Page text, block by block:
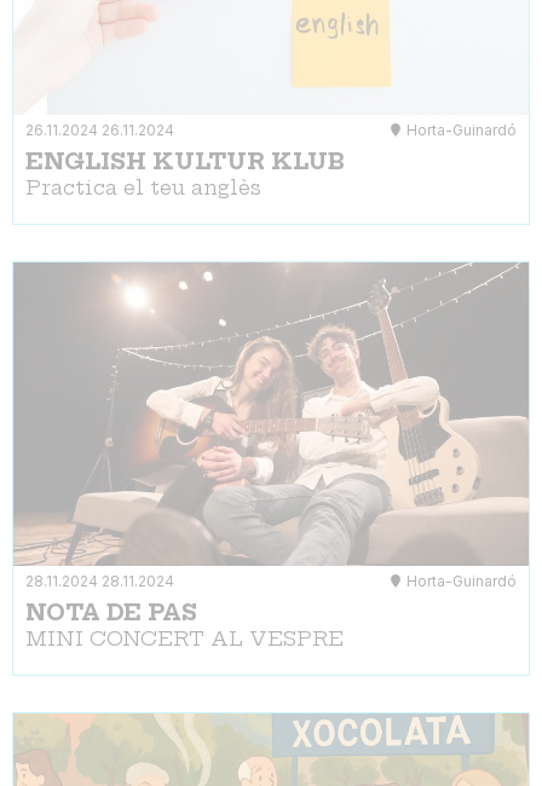
26.11.2024 26.11.2024 Horta-Guinardó
ENGLISH KULTUR KLUB
Practica el teu anglès
28.11.2024 28.11.2024 Horta-Guinardó
NOTA DE PAS
MINI CONCERT AL VESPRE